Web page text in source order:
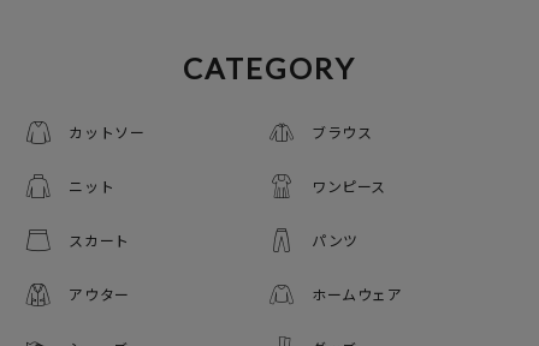
CATEGORY
カットソー ブラウス
ニット ワンピース
スカート パンツ
アウター ホームウェア